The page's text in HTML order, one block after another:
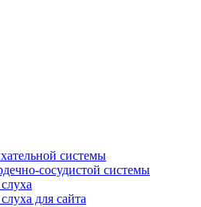
системы
сосудистой системы
для сайта